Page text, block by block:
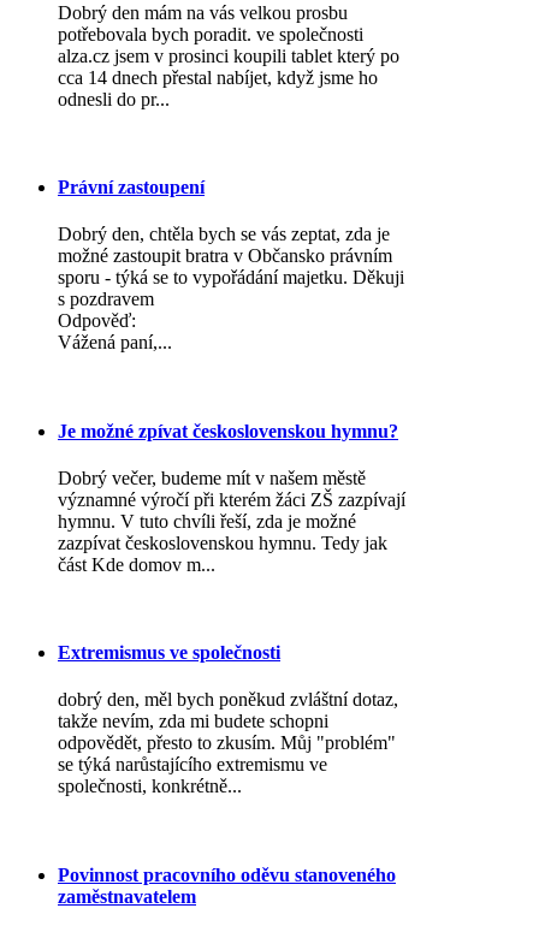
Dobrý den mám na vás velkou prosbu
potřebovala bych poradit. ve společnosti
alza.cz jsem v prosinci koupili tablet který po
cca 14 dnech přestal nabíjet, když jsme ho
odnesli do pr...
Právní zastoupení
Dobrý den, chtěla bych se vás zeptat, zda je
možné zastoupit bratra v Občansko právním
sporu - týká se to vypořádání majetku. Děkuji
s pozdravem
Odpověď:
Vážená paní,...
Je možné zpívat československou hymnu?
Dobrý večer, budeme mít v našem městě
významné výročí při kterém žáci ZŠ zazpívají
hymnu. V tuto chvíli řeší, zda je možné
zazpívat československou hymnu. Tedy jak
část Kde domov m...
Extremismus ve společnosti
dobrý den, měl bych poněkud zvláštní dotaz,
takže nevím, zda mi budete schopni
odpovědět, přesto to zkusím. Můj "problém"
se týká narůstajícího extremismu ve
společnosti, konkrétně...
Povinnost pracovního oděvu stanoveného
zaměstnavatelem